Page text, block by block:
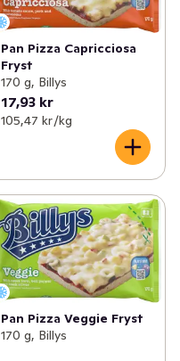
Pan Pizza Capricciosa
Fryst
170 g, Billys
17,93 kr
105,47 kr /kg
Pan Pizza Veggie Fryst
170 g, Billys